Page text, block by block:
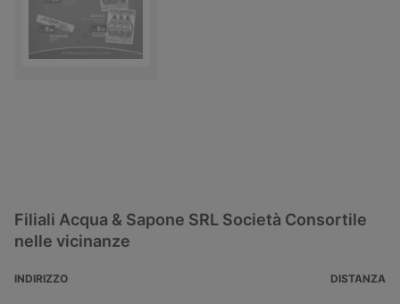
Filiali Acqua & Sapone SRL Società Consortile
nelle vicinanze
INDIRIZZO DISTANZA